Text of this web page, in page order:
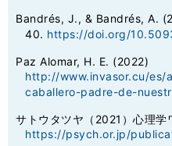
Bandrés, J., & Bandrés, A.
40. https://doi.org/
Paz Alomar, H. E. (2022)
http://www.invasor.cu/es/
caballero-padre-de-
サトウタツヤ（2021）心理
https://psych.or.jp/